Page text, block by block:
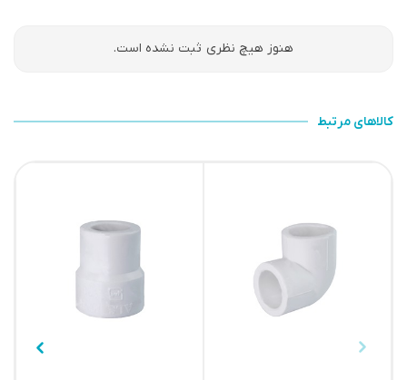
هنوز هیچ نظری ثبت نشده است.
کالاهای مرتبط